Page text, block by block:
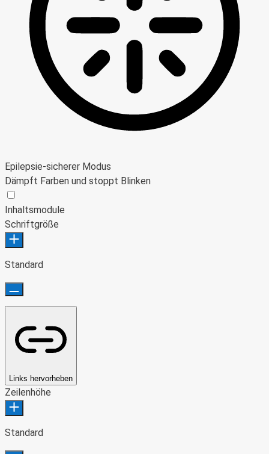
Epilepsie-sicherer Modus
Dämpft Farben und stoppt Blinken
Inhaltsmodule
Schriftgröße
Standard
Links hervorheben
Zeilenhöhe
Standard